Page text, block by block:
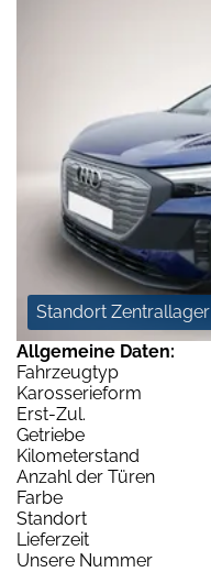
Standort Zentrallager
Allgemeine Daten:
Fahrzeugtyp
Karosserieform
Erst-Zul.
Getriebe
Kilometerstand
Anzahl der Türen
Farbe
Standort
Lieferzeit
Unsere Nummer